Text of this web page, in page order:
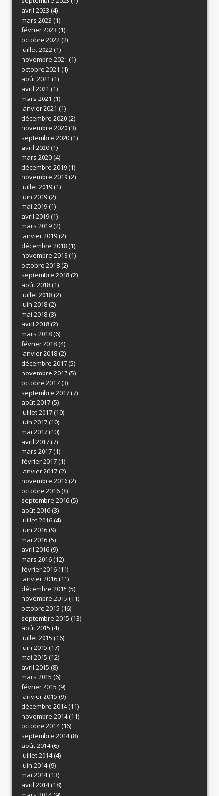
avril 2023 (4)
mars 2023 (1)
février 2023 (1)
octobre 2022(2)
juillet 2022(1)
novembre 2021 (1)
octobre 2021 (1)
août 2021 (1)
avril 2021 (1)
mars 2021 (1)
janvier 2021 (1)
décembre 2020(2)
novembre 2020(3)
septembre 2020(1)
avril 2020(1)
mars 2020(4)
décembre 2019(1)
novembre 2019(2)
juillet 2019(1)
juin 2019(2)
mai 2019(1)
avril 2019(1)
mars 2019(2)
janvier 2019(2)
décembre 2018(1)
novembre 2018(1)
octobre 2018(2)
septembre 2018(2)
août 2018(1)
juillet 2018(2)
juin 2018(2)
mai 2018(3)
avril 2018(2)
mars 2018(6)
février 2018(4)
janvier 2018(2)
décembre 2017(5)
novembre 2017(5)
octobre 2017(3)
septembre 2017(7)
août 2017(5)
juillet 2017(10)
juin 2017(10)
mai 2017(10)
avril 2017(7)
mars 2017(1)
février 2017(1)
janvier 2017(2)
novembre 2016(2)
octobre 2016(8)
septembre 2016(5)
août 2016(3)
juillet 2016(4)
juin 2016(9)
mai 2016(5)
avril 2016(9)
mars 2016(12)
février 2016(11)
janvier 2016(11)
décembre 2015 (5)
novembre 2015 (11)
octobre 2015 (16)
septembre 2015 (13)
août 2015 (4)
juillet 2015 (16)
juin 2015 (17)
mai 2015 (12)
avril 2015 (8)
mars 2015 (6)
février 2015 (9)
janvier 2015 (9)
décembre 2014(11)
novembre 2014(11)
octobre 2014(16)
septembre 2014(8)
août 2014(6)
juillet 2014(4)
juin 2014(9)
mai 2014(13)
avril 2014(18)